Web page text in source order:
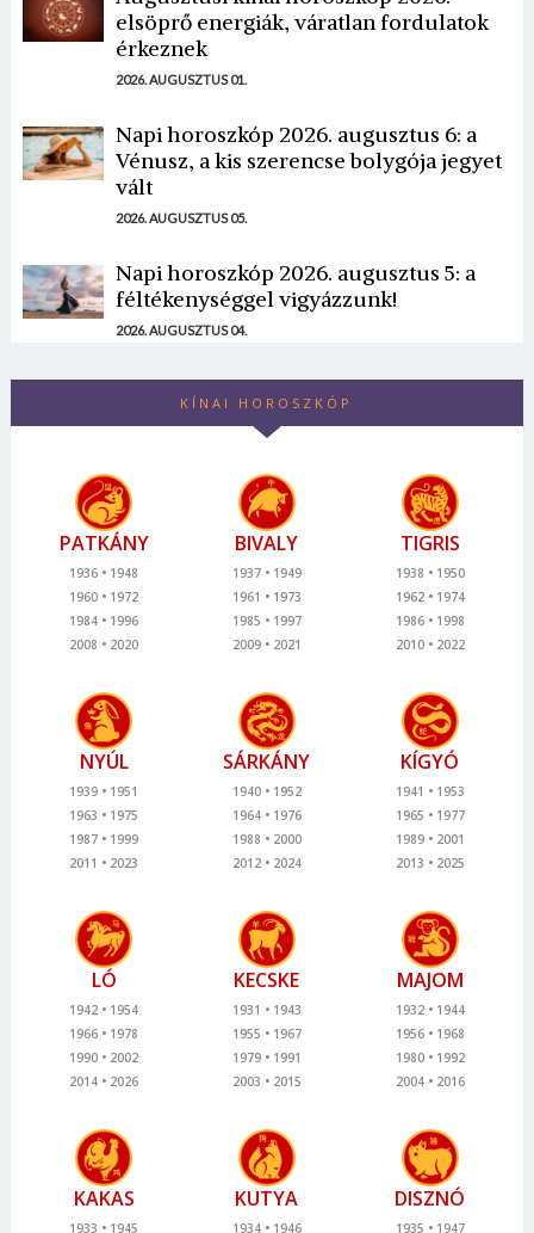
elsöprő energiák, váratlan fordulatok
érkeznek
2026. AUGUSZTUS 01.
Napi horoszkóp 2026. augusztus 6: a
Vénusz, a kis szerencse bolygója jegyet
vált
2026. AUGUSZTUS 05.
Napi horoszkóp 2026. augusztus 5: a
féltékenységgel vigyázzunk!
2026. AUGUSZTUS 04.
KÍNAI HOROSZKÓP
PATKÁNY
1936
1948
1960
1972
1984
1996
2008
2020
BIVALY
1937
1949
1961
1973
1985
1997
2009
2021
TIGRIS
1938
1950
1962
1974
1986
1998
2010
2022
NYÚL
1939
1951
1963
1975
1987
1999
2011
2023
SÁRKÁNY
1940
1952
1964
1976
1988
2000
2012
2024
KÍGYÓ
1941
1953
1965
1977
1989
2001
2013
2025
LÓ
1942
1954
1966
1978
1990
2002
2014
2026
KECSKE
1931
1943
1955
1967
1979
1991
2003
2015
MAJOM
1932
1944
1956
1968
1980
1992
2004
2016
KAKAS
1933
1945
KUTYA
1934
1946
DISZNÓ
1935
1947